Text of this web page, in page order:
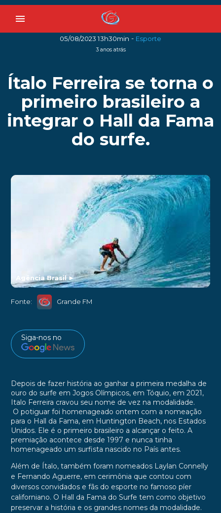
menu
05/08/2023 13h30min - Esporte
3 anos atrás
Ítalo Ferreira se torna o
primeiro brasileiro a
integrar o Hall da Fama
do surfe.
Agência Brasil►
Fonte: Grande FM
Siga-nos no
Depois de fazer história ao ganhar a primeira medalha de
ouro do surfe em Jogos Olímpicos, em Tóquio, em 2021,
Italo Ferreira cravou seu nome de vez na modalidade.
O potiguar foi homenageado ontem com a nomeação
para o Hall da Fama, em Huntington Beach, nos Estados
Unidos. Ele é o primeiro brasileiro a alcançar o feito. A
premiação acontece desde 1997 e nunca tinha
homenageado um surfista nascido no País antes.
Além de Ítalo, também foram nomeados Laylan Connelly
e Fernando Aguerre, em cerimônia que contou com
diversos convidados e fãs do esporte no famoso píer
californiano. O Hall da Fama do Surfe tem como objetivo
preservar a história e os grandes nomes da modalidade.